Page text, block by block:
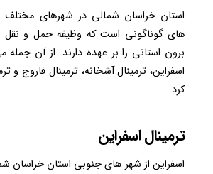
استان خراسان شمالی در شهرهای مختلف
های گوناگونی است که وظیفه حمل و نقل
برون استانی را بر عهده دارند. از آن جمله
اسفراین، ترمینال آشخانه، ترمینال فاروج و
کرد.
ترمینال اسفراین
اسفراین از شهر های جنوبی استان